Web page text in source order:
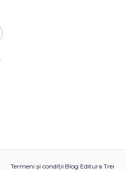
Termeni și condiții Blog Editura Trei